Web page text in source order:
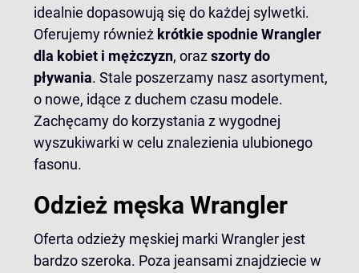
idealnie dopasowują się do każdej sylwetki.
Oferujemy również krótkiespodnie Wrangler
dla kobiet i mężczyzn, orazszorty do
pływania. Stale poszerzamy nasz asortyment,
o nowe, idące z duchem czasu modele.
Zachęcamy do korzystania z wygodnej
wyszukiwarki w celu znalezienia ulubionego
fasonu.
Odzież męska Wrangler
Oferta odzieży męskiej marki Wrangler jest
bardzo szeroka. Poza jeansami znajdziecie w